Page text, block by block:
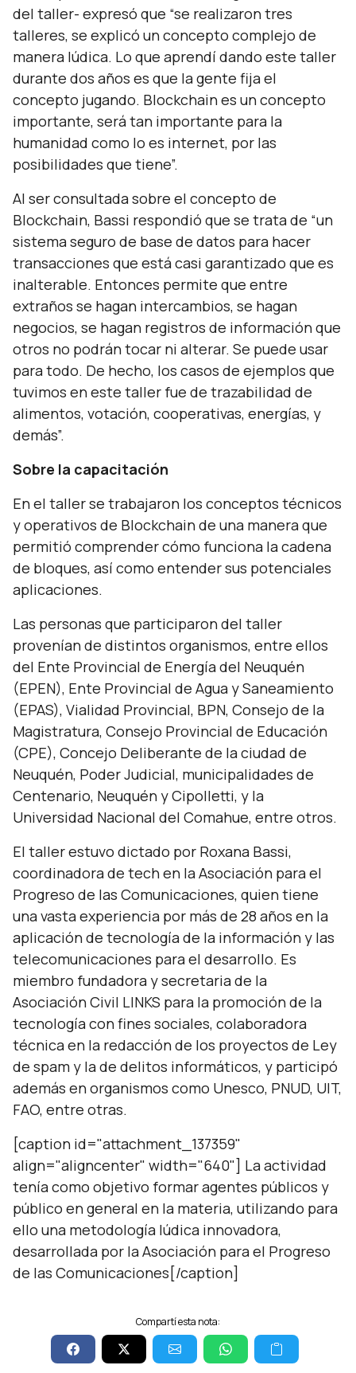
del taller- expresó que “se realizaron tres
talleres, se explicó un concepto complejo de
manera lúdica. Lo que aprendí dando este taller
durante dos años es que la gente fija el
concepto jugando. Blockchain es un concepto
importante, será tan importante para la
humanidad como lo es internet, por las
posibilidades que tiene”.
Al ser consultada sobre el concepto de
Blockchain, Bassi respondió que se trata de “un
sistema seguro de base de datos para hacer
transacciones que está casi garantizado que es
inalterable. Entonces permite que entre
extraños se hagan intercambios, se hagan
negocios, se hagan registros de información que
otros no podrán tocar ni alterar. Se puede usar
para todo. De hecho, los casos de ejemplos que
tuvimos en este taller fue de trazabilidad de
alimentos, votación, cooperativas, energías, y
demás”.
Sobre la capacitación
En el taller se trabajaron los conceptos técnicos
y operativos de Blockchain de una manera que
permitió comprender cómo funciona la cadena
de bloques, así como entender sus potenciales
aplicaciones.
Las personas que participaron del taller
provenían de distintos organismos, entre ellos
del Ente Provincial de Energía del Neuquén
(EPEN), Ente Provincial de Agua y Saneamiento
(EPAS), Vialidad Provincial, BPN, Consejo de la
Magistratura, Consejo Provincial de Educación
(CPE), Concejo Deliberante de la ciudad de
Neuquén, Poder Judicial, municipalidades de
Centenario, Neuquén y Cipolletti, y la
Universidad Nacional del Comahue, entre otros.
El taller estuvo dictado por Roxana Bassi,
coordinadora de tech en la Asociación para el
Progreso de las Comunicaciones, quien tiene
una vasta experiencia por más de 28 años en la
aplicación de tecnología de la información y las
telecomunicaciones para el desarrollo. Es
miembro fundadora y secretaria de la
Asociación Civil LINKS para la promoción de la
tecnología con fines sociales, colaboradora
técnica en la redacción de los proyectos de Ley
de spam y la de delitos informáticos, y participó
además en organismos como Unesco, PNUD, UIT,
FAO, entre otras.
[caption id="attachment_137359"
align="aligncenter" width="640"] La actividad
tenía como objetivo formar agentes públicos y
público en general en la materia, utilizando para
ello una metodología lúdica innovadora,
desarrollada por la Asociación para el Progreso
de las Comunicaciones[/caption]
Compartí esta nota: